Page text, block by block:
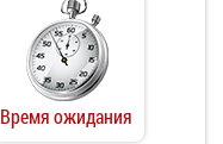
Время ожидания